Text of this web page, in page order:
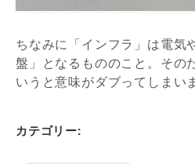
ちなみに「インフラ」は電気
盤」となるもののこと。その
いうと意味がダブってしまい
カテゴリー: